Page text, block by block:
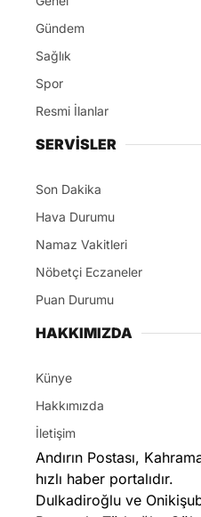
Gündem
Sağlık
Spor
Resmi İlanlar
SERVİSLER
Son Dakika
Hava Durumu
Namaz Vakitleri
Nöbetçi Eczaneler
Puan Durumu
HAKKIMIZDA
Künye
Hakkımızda
İletişim
Andırın Postası,
hızlı haber portalıdır.
Dulkadiroğlu ve